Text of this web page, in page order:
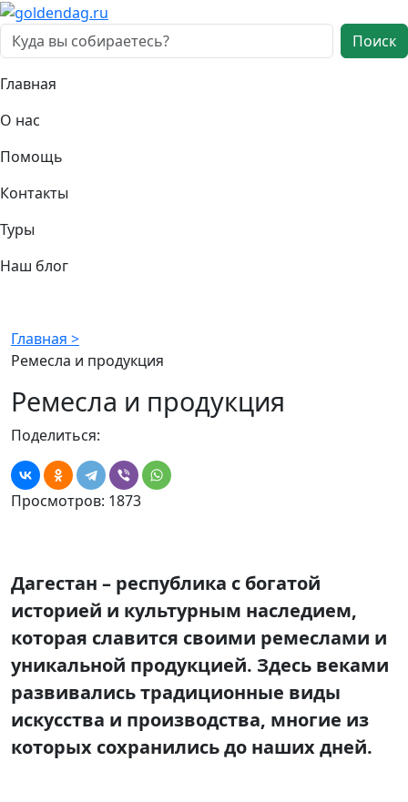
Поиск
Главная
О нас
Помощь
Контакты
Туры
Наш блог
Главная >
Ремесла и продукция
Ремесла и продукция
Поделиться:
Просмотров: 1873
Дагестан – республика с богатой
историей и культурным наследием,
которая славится своими ремеслами и
уникальной продукцией. Здесь веками
развивались традиционные виды
искусства и производства, многие из
которых сохранились до наших дней.